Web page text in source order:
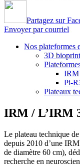
Partagez sur
Envoyer par courriel
Nos plateformes
3D
IRM
Pi-
Plateaux
IRM / L’IRM
Le plateau technique
depuis 2010 d’une
de diamètre 60 cm),
recherche en